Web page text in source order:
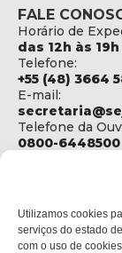
Utilizamos cookies
serviços do estado
com o uso de
FALE
Horário de
das 12h às
Telefone:
+55 (48) 3664
E-mail:
Telefone da
0800-6448500
Social
Rua Fúlvio